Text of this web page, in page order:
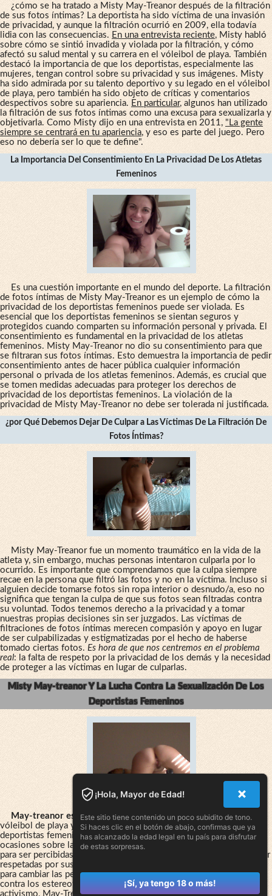
¿cómo se ha tratado a Misty May-Treanor después de la filtración
de sus fotos íntimas? La deportista ha sido víctima de una invasión
de privacidad, y aunque la filtración ocurrió en 2009, ella todavía
lidia con las consecuencias. En una entrevista reciente, Misty habló
sobre cómo se sintió invadida y violada por la filtración, y cómo
afectó su salud mental y su carrera en el vóleibol de playa. También
destacó la importancia de que los deportistas, especialmente las
mujeres, tengan control sobre su privacidad y sus imágenes. Misty
ha sido admirada por su talento deportivo y su legado en el vóleibol
de playa, pero también ha sido objeto de críticas y comentarios
despectivos sobre su apariencia. En particular, algunos han utilizado
la filtración de sus fotos íntimas como una excusa para sexualizarla y
objetivarla. Como Misty dijo en una entrevista en 2011, "La gente
siempre se centrará en tu apariencia, y eso es parte del juego. Pero
eso no debería ser lo que te define".
La Importancia Del Consentimiento En La Privacidad De Los Atletas
Femeninos
Es una cuestión importante en el mundo del deporte. La filtración
de fotos íntimas de Misty May-Treanor es un ejemplo de cómo la
privacidad de los deportistas femeninos puede ser violada. Es
esencial que los deportistas femeninos se sientan seguros y
protegidos cuando comparten su información personal y privada. El
consentimiento es fundamental en la privacidad de los atletas
femeninos. Misty May-Treanor no dio su consentimiento para que
se filtraran sus fotos íntimas. Esto demuestra la importancia de pedir
consentimiento antes de hacer pública cualquier información
personal o privada de los atletas femeninos. Además, es crucial que
se tomen medidas adecuadas para proteger los derechos de
privacidad de los deportistas femeninos. La violación de la
privacidad de Misty May-Treanor no debe ser tolerada ni justificada.
¿por Qué Debemos Dejar De Culpar a Las Víctimas De La Filtración De
Fotos Íntimas?
Misty May-Treanor fue un momento traumático en la vida de la
atleta y, sin embargo, muchas personas intentaron culparla por lo
ocurrido. Es importante que comprendamos que la culpa siempre
recae en la persona que filtró las fotos y no en la víctima. Incluso si
alguien decide tomarse fotos sin ropa interior o desnudo/a, eso no
significa que tengan la culpa de que sus fotos sean filtradas contra
su voluntad. Todos tenemos derecho a la privacidad y a tomar
nuestras propias decisiones sin ser juzgados. Las víctimas de
filtraciones de fotos íntimas merecen compasión y apoyo en lugar
de ser culpabilizadas y estigmatizadas por el hecho de haberse
tomado ciertas fotos. Es hora de que nos centremos en el problema
real: la falta de respeto por la privacidad de los demás y la necesidad
de proteger a las víctimas en lugar de culparlas.
Misty May-treanor Y La Lucha Contra La Sexualización De Los
Deportistas Femeninos
May-treanor es conocida por su destacadacarrera en el
vóleibol de playa y su lucha contra la sexualización de los
deportistas femeninos. May-Treanor ha hablado en numerosas
ocasiones sobre la presión que enfrentan las deportistas femeninas
para ser percibidas como atractivas en el ojo público, en lugar de ser
respetadas por sus habilidades atléticas. La atleta ha trabajado duro
para cambiar las percepciones y ha sido una voz líder en la lucha
contra los estereotipos de género en el deporte. A través de su
activismo, May-Treanor ha iluminado el hecho de que la habilidad
¡Hola, Mayor de Edad!
Este sitio tiene contenido un poco subidito de tono.
Si haces clic en el botón de abajo, confirmas que ya
has alcanzado la edad legal en tu país para disfrutar
de estas sorpresas.
¡Sí, ya tengo 18 o más!